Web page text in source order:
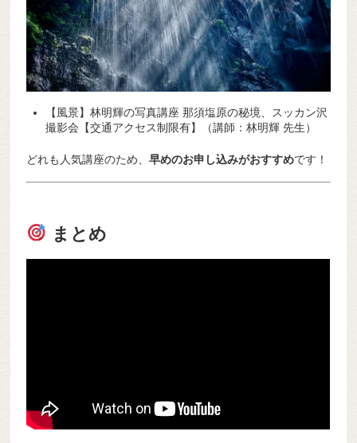
【風景】林明輝の写真講座 那須塩原の秘境、スッカン沢
撮影会【交通アクセス制限有】（講師：林明輝 先生）
どれも人気講座のため、早めのお申し込みがおすすめです！
まとめ